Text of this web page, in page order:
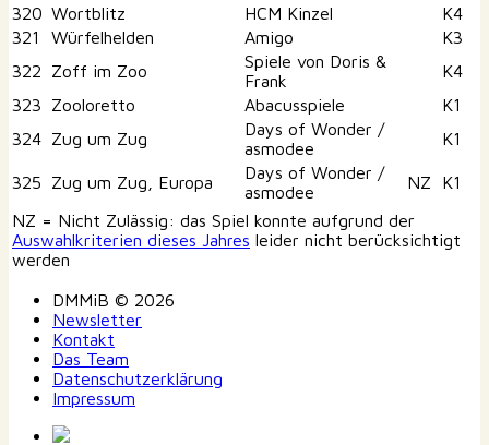
320 Wortblitz HCM Kinzel
K4
321
Würfelhelden Amigo
K3
322
Zoff im Zoo
Spiele von Doris &
Frank
K4
323
Zooloretto Abacusspiele
K1
324 Zug um Zug
Days of Wonder /
asmodee
K1
325 Zug um Zug, Europa
Days of Wonder /
asmodee
NZ
K1
NZ = Nicht Zulässig: das Spiel konnte aufgrund der
Auswahlkriterien dieses Jahres leider nicht berücksichtigt
werden
DMMiB © 2026
Newsletter
Kontakt
Das Team
Datenschutzerklärung
Impressum